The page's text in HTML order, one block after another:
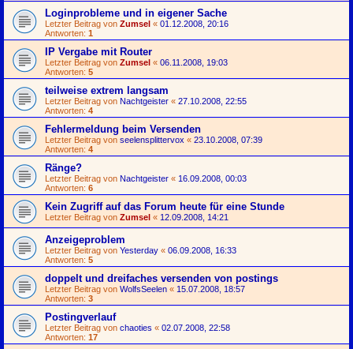
Loginprobleme und in eigener Sache
Letzter Beitrag von Zumsel « 01.12.2008, 20:16
Antworten: 1
IP Vergabe mit Router
Letzter Beitrag von Zumsel « 06.11.2008, 19:03
Antworten: 5
teilweise extrem langsam
Letzter Beitrag von Nachtgeister « 27.10.2008, 22:55
Antworten: 4
Fehlermeldung beim Versenden
Letzter Beitrag von seelensplittervox « 23.10.2008, 07:39
Antworten: 4
Ränge?
Letzter Beitrag von Nachtgeister « 16.09.2008, 00:03
Antworten: 6
Kein Zugriff auf das Forum heute für eine Stunde
Letzter Beitrag von Zumsel « 12.09.2008, 14:21
Anzeigeproblem
Letzter Beitrag von Yesterday « 06.09.2008, 16:33
Antworten: 5
doppelt und dreifaches versenden von postings
Letzter Beitrag von WolfsSeelen « 15.07.2008, 18:57
Antworten: 3
Postingverlauf
Letzter Beitrag von chaoties « 02.07.2008, 22:58
Antworten: 17